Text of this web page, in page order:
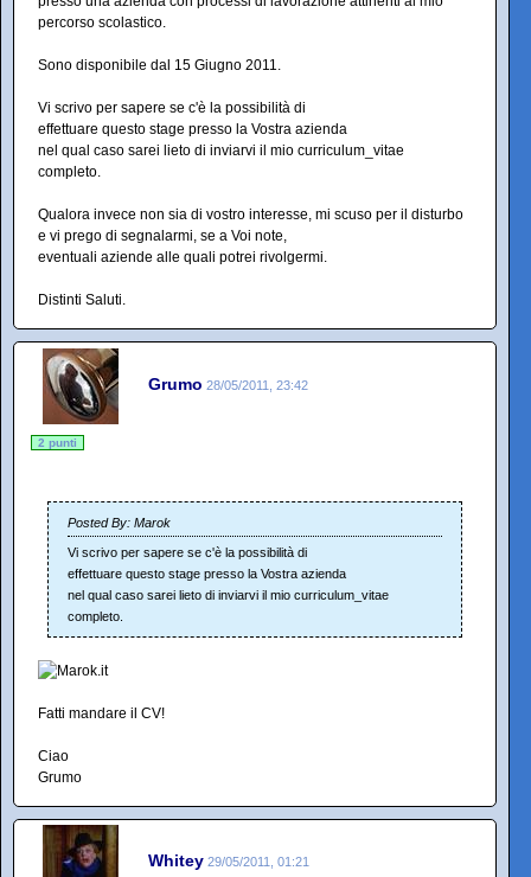
percorso scolastico.
Sono disponibile dal 15 Giugno 2011.
Vi scrivo per sapere se c'è la possibilità di
effettuare questo stage presso la Vostra azienda
nel qual caso sarei lieto di inviarvi il mio curriculum_vitae
completo.
Qualora invece non sia di vostro interesse, mi scuso per il disturbo
e vi prego di segnalarmi, se a Voi note,
eventuali aziende alle quali potrei rivolgermi.
Distinti Saluti.
Grumo 28/05/2011, 23:42
2 punti
Posted By: Marok
Vi scrivo per sapere se c'è la possibilità di
effettuare questo stage presso la Vostra azienda
nel qual caso sarei lieto di inviarvi il mio curriculum_vitae
completo.
Fatti mandare il CV!
Ciao
Grumo
Whitey 29/05/2011, 01:21